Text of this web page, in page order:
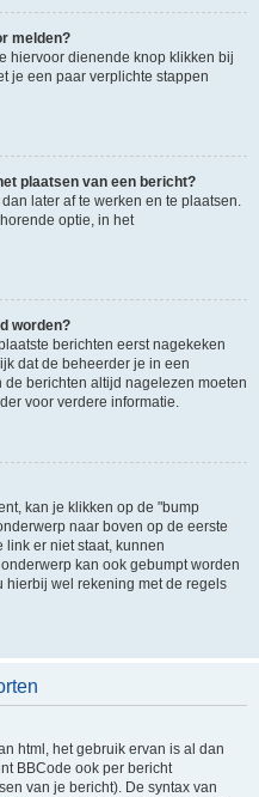
melden?
hiervoor dienende knop klikken bij
je een paar verplichte stappen
plaatsen van een bericht?
later af te werken en te plaatsen.
optie, in het
worden?
berichten eerst nagekeken
dat de beheerder je in een
berichten altijd nagelezen moeten
voor verdere informatie.
kan je klikken op de "bump
naar boven op de eerste
er niet staat, kunnen
kan ook gebumpt worden
hierbij wel rekening met de regels
html, het gebruik ervan is al dan
BBCode ook per bericht
van je bericht). De syntax van